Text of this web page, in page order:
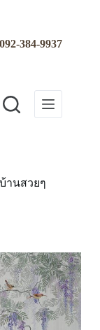
092-384-9937
านสวยๆ